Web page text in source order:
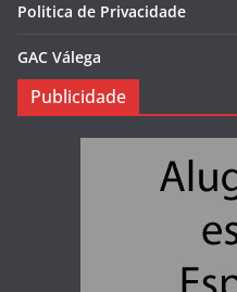
Politica de Privacidade
GAC Válega
Publicidade